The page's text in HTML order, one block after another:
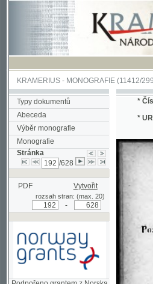
KRAMERIUS-MONOGRAFIE(11412/
Typy dokumentů
Abeceda
Výběr monografie
Monografie
Stránka
/628
PDF Vytvořit
rozsah stran: (max. 20)
Podpořeno grantem z Norska
prostřednictvím Norského